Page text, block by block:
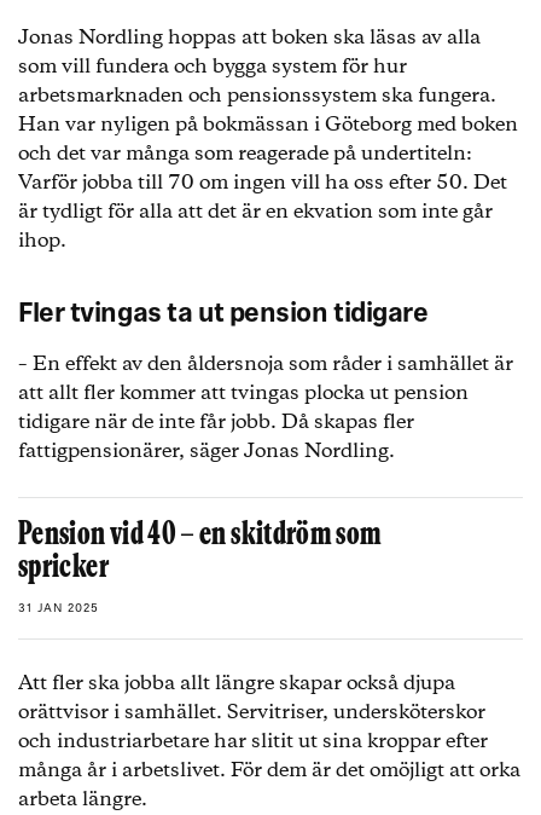
Jonas Nordling hoppas att boken ska läsas av alla
som vill fundera och bygga system för hur
arbetsmarknaden och pensionssystem ska fungera.
Han var nyligen på bokmässan i Göteborg med boken
och det var många som reagerade på undertiteln:
Varför jobba till 70 om ingen vill ha oss efter 50. Det
är tydligt för alla att det är en ekvation som inte går
ihop.
Fler tvingas ta ut pension tidigare
– En effekt av den åldersnoja som råder i samhället är
att allt fler kommer att tvingas plocka ut pension
tidigare när de inte får jobb. Då skapas fler
fattigpensionärer, säger Jonas Nordling.
Pension vid 40 – en skitdröm som
spricker
31 JAN 2025
Att fler ska jobba allt längre skapar också djupa
orättvisor i samhället. Servitriser, undersköterskor
och industriarbetare har slitit ut sina kroppar efter
många år i arbetslivet. För dem är det omöjligt att orka
arbeta längre.